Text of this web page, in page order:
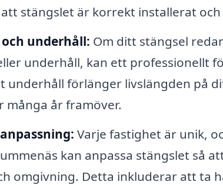
stängslet är korrekt installerat
underhåll: Om ditt stängsel
underhåll, kan ett professionellt
underhåll förlänger livslängden på
många år framöver.
Varje fastighet är unik,
kan anpassa stängslet så
omgivning. Detta inkluderar att ta